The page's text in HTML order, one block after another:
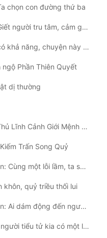
chọn con đường thứ ba
Chương 86: Hàn Nguyệt Vũ: Giết người tru tâm, cảm giác coi như không tệ
Chương 87: Hàn phụ: Không có khả năng, chuyện này tuyệt đối không thể xảy ra
Phần Thiên Quyết
dị thường
Chương 91: Hai Tôn Quỷ Vật Thủ Lĩnh Cảnh Giới Mệnh Đan Xuất Hiện
Trấn Song Quỷ
Chương 93: Tần Sương Nghiên: Cùng một lỗi lầm, ta sẽ không phạm phải lần thứ hai
khôn, quỷ triều thối lui
Chương 95: Tần Sương Nghiên: Ai dám động đến người của Thiên Sương viện ta!
Chương 96: Hứa Thế An, trên người tiểu tử kia có một loại ma lực khác lạ